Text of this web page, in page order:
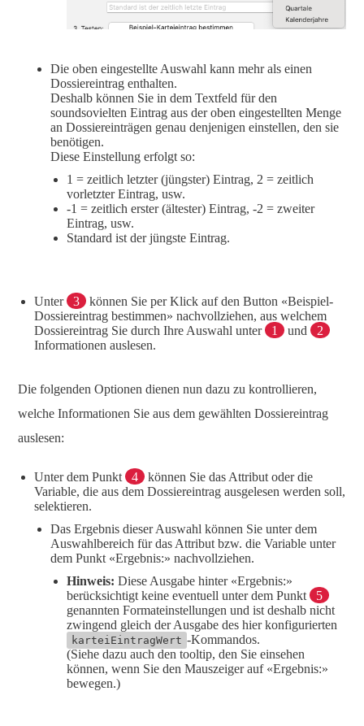
Die oben eingestellte Auswahl kann mehr als einen
Dossiereintrag enthalten.
Deshalb können Sie in dem Textfeld für den
soundsovielten Eintrag aus der oben eingestellten Menge
an Dossiereinträgen genau denjenigen einstellen, den sie
benötigen.
Diese Einstellung erfolgt so:
1 = zeitlich letzter (jüngster) Eintrag, 2 = zeitlich
vorletzter Eintrag, usw.
-1 = zeitlich erster (ältester) Eintrag, -2 = zweiter
Eintrag, usw.
Standard ist der jüngste Eintrag.
Unter 3
können Sie per Klick auf den Button «Beispiel-
Dossiereintrag bestimmen» nachvollziehen, aus welchem
Dossiereintrag Sie durch Ihre Auswahl unter
1 und
2
Informationen auslesen.
Die folgenden Optionen dienen nun dazu zu kontrollieren,
welche Informationen Sie aus dem gewählten Dossiereintrag
auslesen:
Unter dem Punkt 4
können Sie das Attribut oder die
Variable, die aus dem Dossiereintrag ausgelesen werden soll,
selektieren.
Das Ergebnis dieser Auswahl können Sie unter dem
Auswahlbereich für das Attribut bzw. die Variable unter
dem Punkt «Ergebnis:» nachvollziehen.
Hinweis: Diese Ausgabe hinter «Ergebnis:»
berücksichtigt keine eventuell unter dem Punkt
5
genannten Formateinstellungen und ist deshalb nicht
zwingend gleich der Ausgabe des hier konfigurierten
karteiEintragWert -Kommandos.
(Siehe dazu auch den tooltip, den Sie einsehen
können, wenn Sie den Mauszeiger auf «Ergebnis:»
bewegen.)